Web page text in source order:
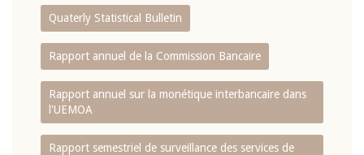
Quaterly Statistical Bulletin
Rapport annuel de la Commission Bancaire
Rapport annuel sur la monétique interbancaire dans
l'UEMOA
Rapport semestriel de surveillance des services de